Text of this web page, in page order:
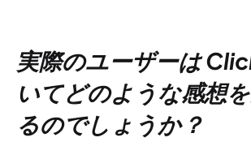
実際のユーザーは
いてどのような感想
るのでしょうか？